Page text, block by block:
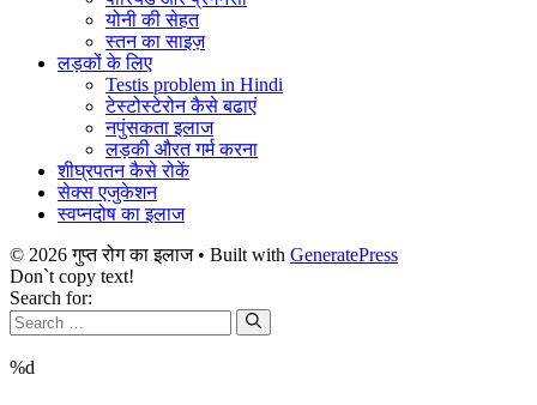
योनी की सेहत
स्तन का साइज़
लड़कों के लिए
Testis problem in Hindi
टेस्टोस्टेरोन कैसे बढाएं
नपुंसकता इलाज
लड़की औरत गर्म करना
शीघ्रपतन कैसे रोकें
सेक्स एजुकेशन
स्वप्नदोष का इलाज
© 2026 गुप्त रोग का इलाज• Built with GeneratePress
Don`t copy text!
Search for:
%d